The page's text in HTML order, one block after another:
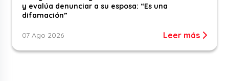
y evalúa denunciar a su esposa: “Es una
difamación”
07 Ago 2026 Leer más